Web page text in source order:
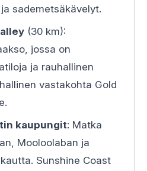
sademetsäkävelyt.
(30 km):
jossa on
ja rauhallinen
vastakohta Gold
kaupungit: Matka
Mooloolaban ja
Sunshine Coast